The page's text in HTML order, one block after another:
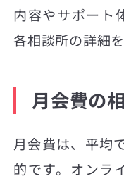
内容やサポート
各相談所の詳細
月会費の
月会費は、平均
的です。オンラ